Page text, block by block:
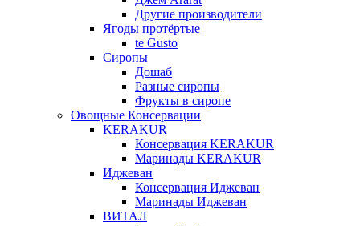
Другие производители
Ягоды протёртые
te Gusto
Сиропы
Дошаб
Разные сиропы
Фрукты в сиропе
Овощные Консервации
KERAKUR
Консервация KERAKUR
Маринады KERAKUR
Иджеван
Консервация Иджеван
Маринады Иджеван
ВИТАЛ